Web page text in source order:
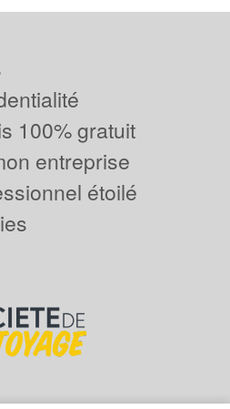
100% gratuit
entreprise
étoilé